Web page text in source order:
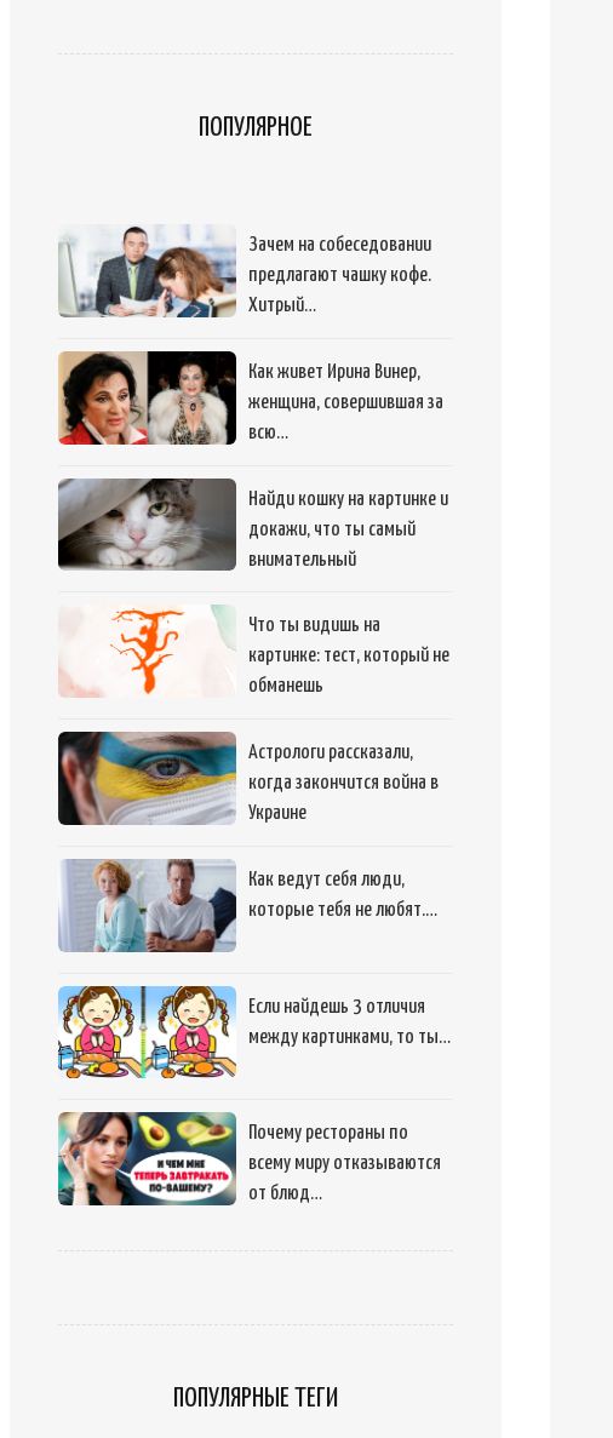
ПОПУЛЯРНОЕ
Зачем на собеседовании
предлагают чашку кофе.
Хитрый…
Как живет Ирина Винер,
женщина, совершившая за
всю…
Найди кошку на картинке и
докажи, что ты самый
внимательный
Что ты видишь на
картинке: тест, который не
обманешь
Астрологи рассказали,
когда закончится война в
Украине
Как ведут себя люди,
которые тебя не любят.…
Если найдешь 3 отличия
между картинками, то ты…
Почему рестораны по
всему миру отказываются
от блюд…
ПОПУЛЯРНЫЕ ТЕГИ